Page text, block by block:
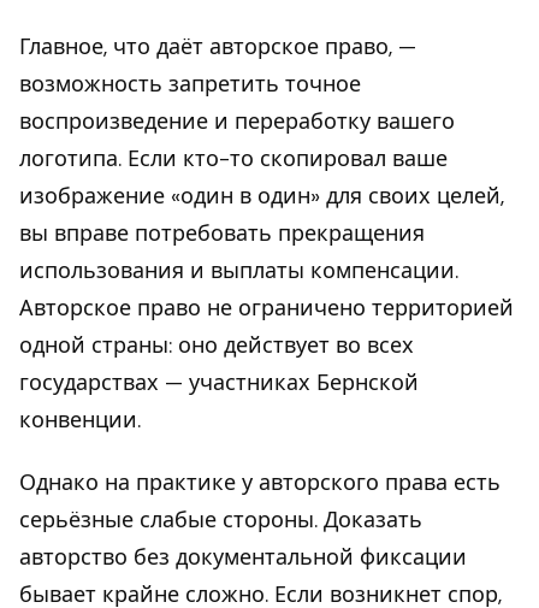
Главное, что даёт авторское право, —
возможность запретить точное
воспроизведение и переработку вашего
логотипа. Если кто-то скопировал ваше
изображение «один в один» для своих целей,
вы вправе потребовать прекращения
использования и выплаты компенсации.
Авторское право не ограничено территорией
одной страны: оно действует во всех
государствах — участниках Бернской
конвенции.
Однако на практике у авторского права есть
серьёзные слабые стороны. Доказать
авторство без документальной фиксации
бывает крайне сложно. Если возникнет спор,